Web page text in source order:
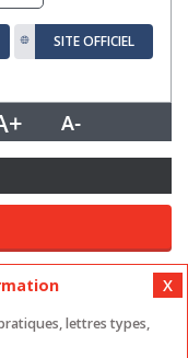
SITE OFFICIEL
lettres types,